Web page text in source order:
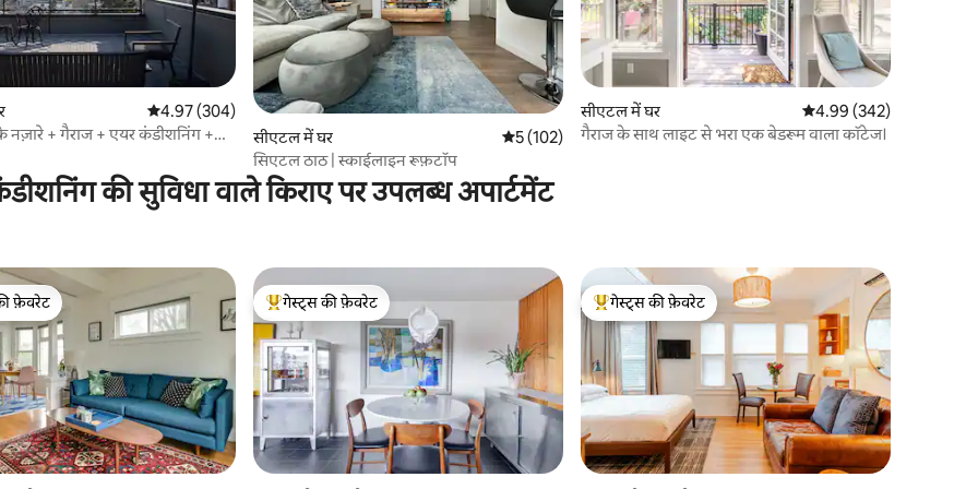
औसत रेटिंग 5 में से 4.97, 304 समीक्षाएँ
4.97 (304)
नज़ारे + गैराज + एयर कंडीशनिंग +
सीएटल में घर औसत रेटिंग 5 में से 5, 102 समीक्षाएँ
5 (102)
सिएटल ठाठ | स्काईलाइन रूफ़टॉप
सीएटल में घर औसत रेटिंग 5 में से 4.99,
4.99 (342)
गैराज के साथ लाइट से भरा एक बेडरूम वाला कॉटेज।
की सुविधा वाले किराए पर उपलब्ध अपार्टमेंट
फ़ेवरेट
फ़ेवरेट
गेस्ट्स का टॉप फ़ेवरेट
गेस्ट्स की फ़ेवरेट
गेस्ट्स का टॉप फ़ेवरेट
गेस्ट्स की फ़ेवरेट